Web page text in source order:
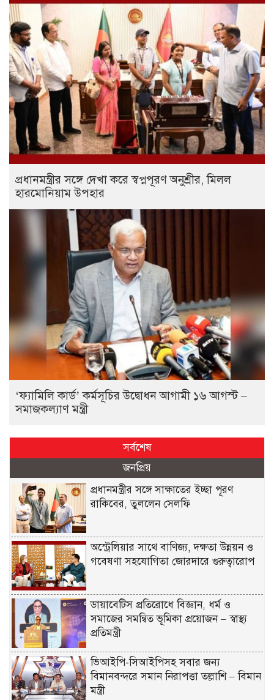
প্রধানমন্ত্রীর সঙ্গে দেখা করে স্বপ্নপূরণ অনুশ্রীর, মিলল
হারমোনিয়াম উপহার
‘ফ্যামিলি কার্ড’ কর্মসূচির উদ্বোধন আগামী ১৬ আগস্ট –
সমাজকল্যাণ মন্ত্রী
সর্বশেষ
জনপ্রিয়
প্রধানমন্ত্রীর সঙ্গে সাক্ষাতের ইচ্ছা পূরণ
রাকিবের, তুললেন সেলফি
অস্ট্রেলিয়ার সাথে বাণিজ্য, দক্ষতা উন্নয়ন ও
গবেষণা সহযোগিতা জোরদারে গুরুত্বারোপ
ডায়াবেটিস প্রতিরোধে বিজ্ঞান, ধর্ম ও
সমাজের সমন্বিত ভূমিকা প্রয়োজন – স্বাস্থ্য
প্রতিমন্ত্রী
ভিআইপি-সিআইপিসহ সবার জন্য
বিমানবন্দরে সমান নিরাপত্তা তল্লাশি – বিমান
মন্ত্রী